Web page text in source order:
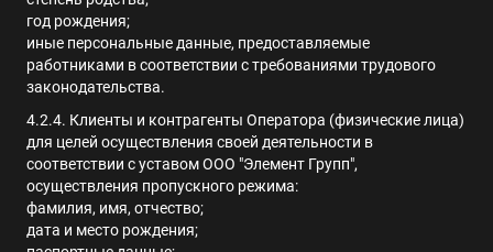
год рождения;
иные персональные данные, предоставляемые
работниками в соответствии с требованиями трудового
законодательства.
4.2.4. Клиенты и контрагенты Оператора (физические лица)
для целей осуществления своей деятельности в
соответствии с уставом ООО "Элемент Групп",
осуществления пропускного режима:
фамилия, имя, отчество;
дата и место рождения;